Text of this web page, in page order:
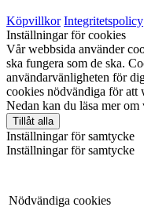
Köpvillkor Integritetspolicy
Inställningar för cookies
Vår webbsida använder
ska fungera som de ska.
användarvänligheten för
cookies nödvändiga för att
Nedan kan du läsa mer
Tillåt alla
Inställningar för samtycke
Inställningar för samtycke
Nödvändiga cookies